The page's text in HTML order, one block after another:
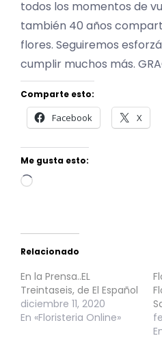
todos los momentos de
también 40 años
flores. Seguiremos
cumplir muchos más.
Comparte esto:
Facebook X
Me gusta esto:
Cargando...
Relacionado
En la Prensa..EL
Treintaseis, de El Español
diciembre 11, 2020
En «Floristeria Online»